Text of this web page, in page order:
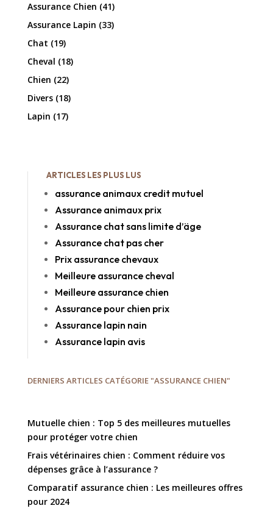
Assurance Chien (41)
Assurance Lapin (33)
Chat (19)
Cheval (18)
Chien (22)
Divers(18)
Lapin (17)
ARTICLES LES PLUS LUS
assurance animaux credit mutuel
Assurance animaux prix
Assurance chat sans limite d’äge
Assurance chat pas cher
Prix assurance chevaux
Meilleure assurance cheval
Meilleure assurance chien
Assurance pour chien prix
Assurance lapin nain
Assurance lapin avis
DERNIERS ARTICLES CATÉGORIE "ASSURANCE CHIEN"
Mutuelle chien : Top 5 des meilleures mutuelles
pour protéger votre chien
Frais vétérinaires chien : Comment réduire vos
dépenses grâce à l’assurance ?
Comparatif assurance chien : Les meilleures offres
pour 2024